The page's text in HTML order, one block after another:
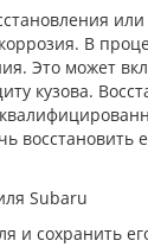
В
Это может
кузова.
сохранить